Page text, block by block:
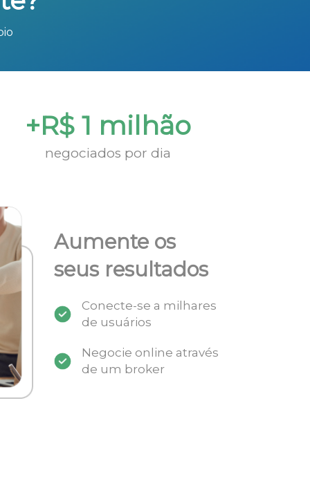
+R$ 1 milhão
negociados por dia
Aumente os
seus resultados
Conecte-se a milhares
de usuários
Negocie online através
de um broker